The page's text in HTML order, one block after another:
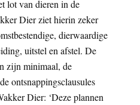
lot van dieren in de
Dier ziet hierin zeker
dierwaardige
uitstel en afstel. De
zijn minimaal, de
ontsnappingsclausules
Dier: ‘Deze plannen